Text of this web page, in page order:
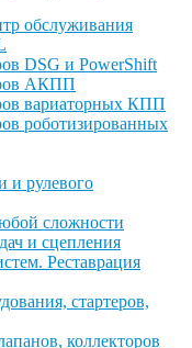
обслуживания
DSG и PowerShift
АКПП
вариаторных КПП
роботизированных
и рулевого
сложности
и сцепления
Реставрация
стартеров,
коллекторов